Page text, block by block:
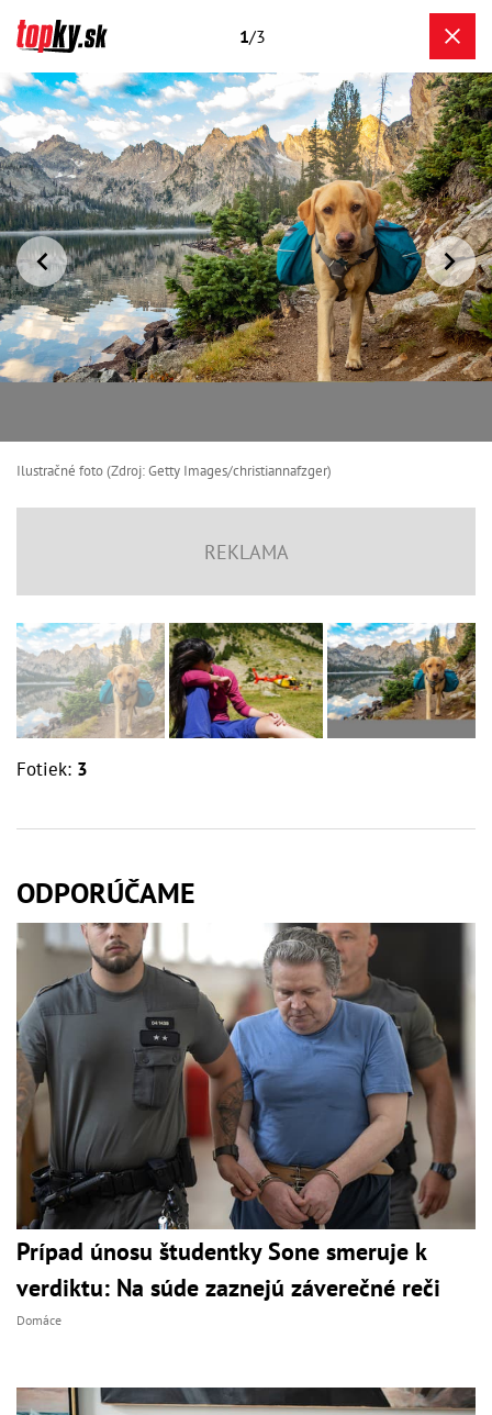
1/3
Ilustračné foto (Zdroj: Getty Images/christiannafzger)
Fotiek: 3
ODPORÚČAME
Prípad únosu študentky Sone smeruje k
verdiktu: Na súde zaznejú záverečné reči
Domáce